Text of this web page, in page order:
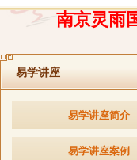
南京灵雨
易学讲座
易学讲座简介
易学讲座案例